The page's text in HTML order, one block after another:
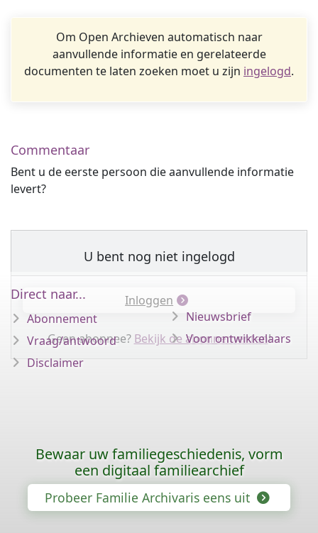
Om Open Archieven automatisch naar
aanvullende informatie en gerelateerde
documenten te laten zoeken moet u zijn ingelogd.
Commentaar
Bent u de eerste persoon die aanvullende informatie
levert?
U bent nog niet ingelogd
Inloggen
Geen abonnee? Bekijk de abonnementen!
Direct naar...
Abonnement
Vraag/antwoord
Disclaimer
Nieuwsbrief
Voor ontwikkelaars
Bewaar uw familiegeschiedenis, vorm
een digitaal familiearchief
Probeer Familie Archivaris eens uit